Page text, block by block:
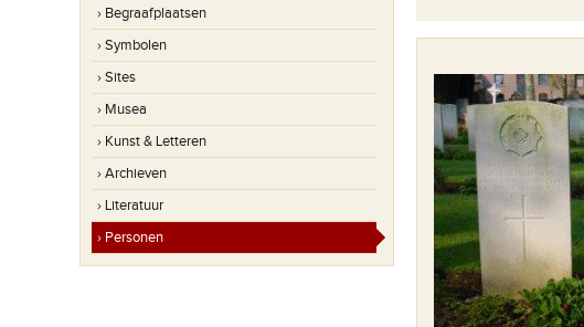
› Begraafplaatsen
› Symbolen
› Sites
› Musea
› Kunst & Letteren
› Archieven
› Literatuur
› Personen